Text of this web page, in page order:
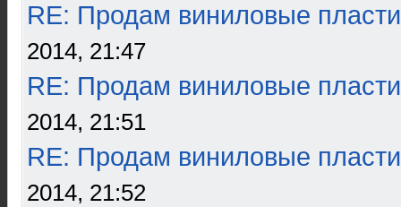
RE: Продам виниловые
2014, 21:47
RE: Продам виниловые
2014, 21:51
RE: Продам виниловые
2014, 21:52